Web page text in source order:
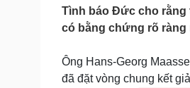
Pháp luật
Vụ án
Tư vấn luật
Tình báo Đức cho rằng
có bằng chứng rõ ràng
Ông Hans-Georg
đã đặt vòng chung kết